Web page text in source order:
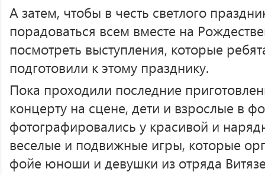
А затем, чтобы в честь светлого
порадоваться всем вместе на
посмотреть выступления, которые
подготовили к этому празднику.
Пока проходили последние
концерту на сцене, дети и взрослые в
фотографировались у красивой и
веселые и подвижные игры, которые
фойе юноши и девушки из отряда